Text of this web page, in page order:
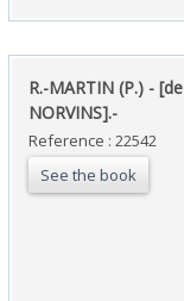
‎R.-MARTIN (P.) - [de
NORVINS].-‎
Reference : 22542
See the book